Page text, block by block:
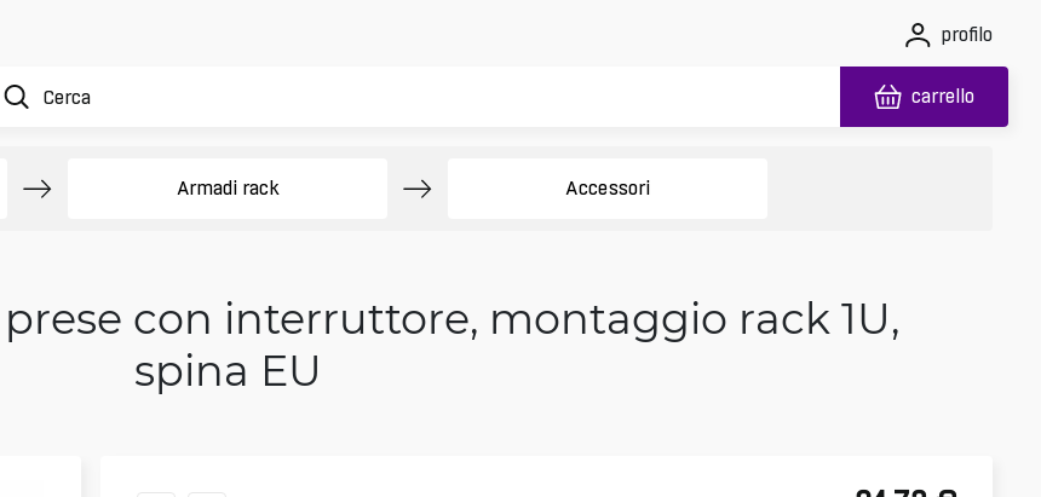
profilo
carrello
Armadi rack Accessori
prese con interruttore, montaggio rack 1U,
spina EU